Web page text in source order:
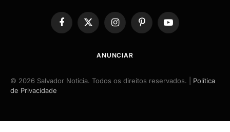
Facebook
X
(Twitter)
InstagramPinterestYouTube
ANUNCIAR
© 2026 Salvador Notícia. Todos os direitos reservados. | Política
de Privacidade